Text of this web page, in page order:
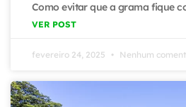
Como evitar que a grama fique
VER POST
fevereiro 24, 2025 Nenhum